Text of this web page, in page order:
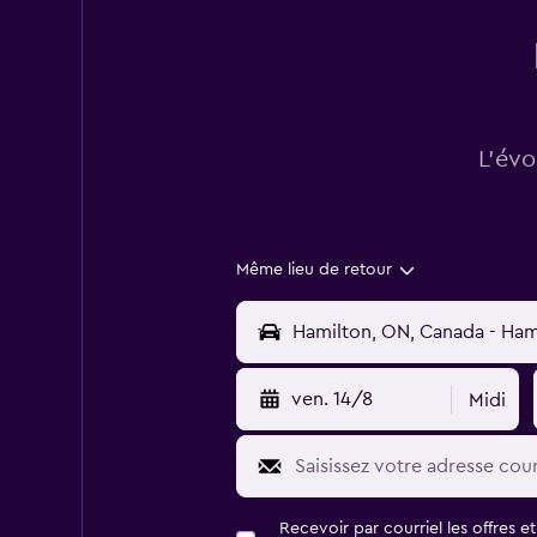
Même lieu de retour
ven. 14/8 Midi
Recevoir par courriel les offres